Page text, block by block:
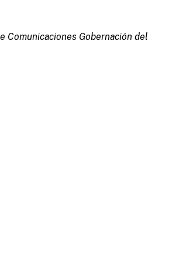
Comunicaciones Gobernación del